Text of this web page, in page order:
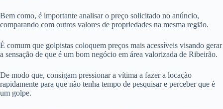
Bem como, é importante analisar o preço solicitado no anúncio,
comparando com outros valores de propriedades na mesma região.
É comum que golpistas coloquem preços mais acessíveis visando gerar
a sensação de que é um bom negócio em área valorizada de Ribeirão.
De modo que, consigam pressionar a vítima a fazer a locação
rapidamente para que não tenha tempo de pesquisar e perceber que é
um golpe.